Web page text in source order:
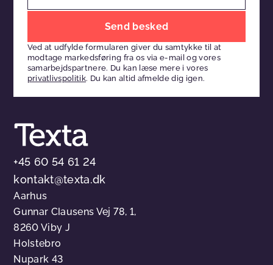
dette
felt
tomt
Ved at udfylde formularen giver du samtykke til at
modtage markedsføring fra os via e-mail og vores
samarbejdspartnere. Du kan læse mere i vores
privatlivspolitik. Du kan altid afmelde dig igen.
+45 60 54 61 24
kontakt@texta.dk
Aarhus
Gunnar Clausens Vej 78, 1,
8260 Viby J
Holstebro
Nupark 43